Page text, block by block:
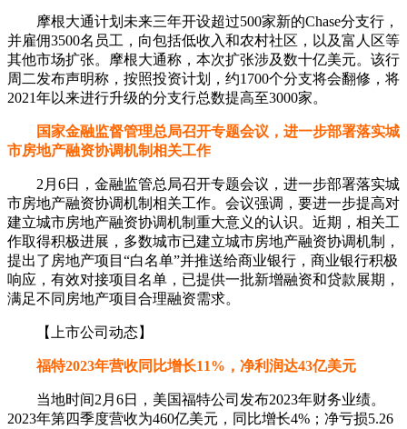
摩根大通计划未来三年开设超过500家新的Chase分支行，
并雇佣3500名员工，向包括低收入和农村社区，以及富人区等
其他市场扩张。摩根大通称，本次扩张涉及数十亿美元。该行
周二发布声明称，按照投资计划，约1700个分支将会翻修，将
2021年以来进行升级的分支行总数提高至3000家。
国家金融监督管理总局召开专题会议，进一步部署落实城
市房地产融资协调机制相关工作
2月6日，金融监管总局召开专题会议，进一步部署落实城
市房地产融资协调机制相关工作。会议强调，要进一步提高对
建立城市房地产融资协调机制重大意义的认识。近期，相关工
作取得积极进展，多数城市已建立城市房地产融资协调机制，
提出了房地产项目“白名单”并推送给商业银行，商业银行积极
响应，有效对接项目名单，已提供一批新增融资和贷款展期，
满足不同房地产项目合理融资需求。
【上市公司动态】
福特2023年营收同比增长11%，净利润达43亿美元
当地时间2月6日，美国福特公司发布2023年财务业绩。
2023年第四季度营收为460亿美元，同比增长4%；净亏损5.26